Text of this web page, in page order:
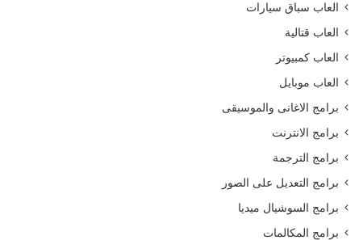
العاب سباق سيارات
العاب قتالية
العاب كمبيوتر
العاب موبايل
برامج الاغانى والموسيقى
برامج الانترنت
برامج الترجمة
برامج التعديل على الصور
برامج السوشيال ميديا
برامج المكالمات